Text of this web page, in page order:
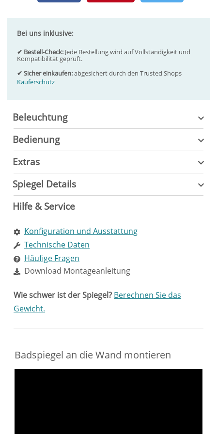
Badspiegel an die Wand montieren
Beleuchtung
Bedienung
Extras
Spiegel Details
Hilfe & Service
Konfiguration und Ausstattung
Technische Daten
Häufige Fragen
Download Montageanleitung
Wie schwer ist der Spiegel? Berechnen Sie das
Gewicht.
Bei uns inklusive:
✔ Bestell-Check: Jede Bestellung wird auf Vollständigkeit und
Kompatibilität geprüft.
✔ Sicher einkaufen:abgesichert durch den Trusted Shops
Käuferschutz